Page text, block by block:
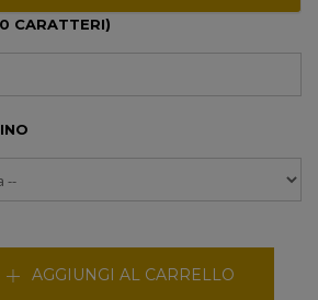
CARATTERI)
AGGIUNGI AL CARRELLO